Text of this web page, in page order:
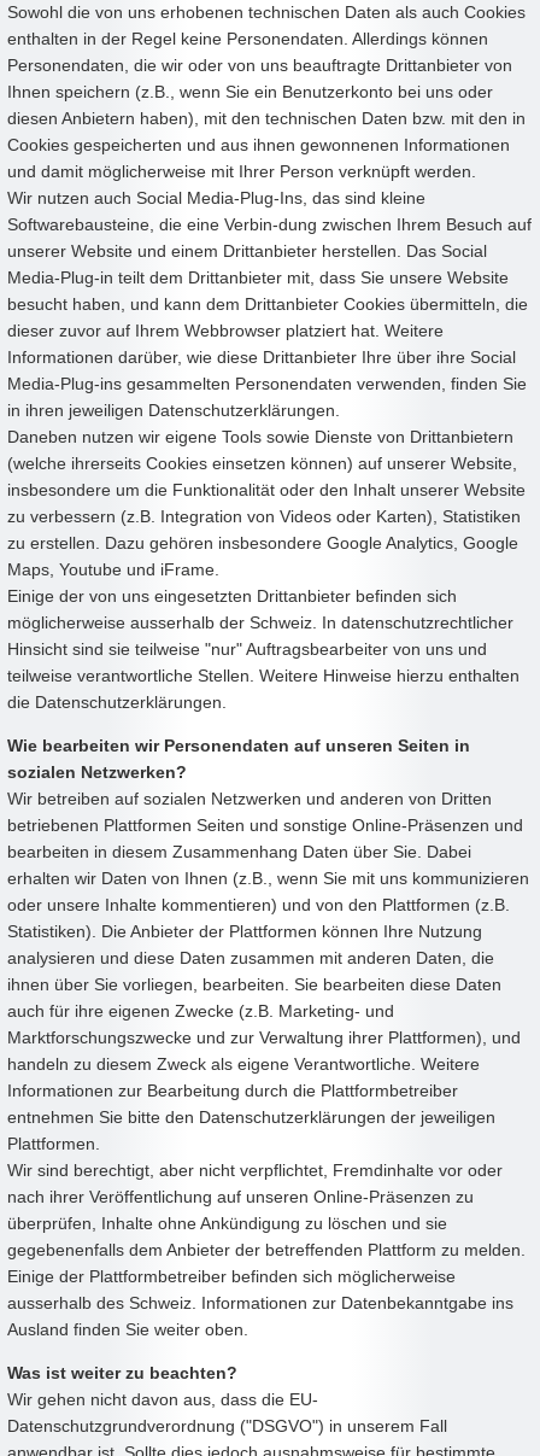
Sowohl die von uns erhobenen technischen Daten als auch Cookies
enthalten in der Regel keine Personendaten. Allerdings können
Personendaten, die wir oder von uns beauftragte Drittanbieter von
Ihnen speichern (z.B., wenn Sie ein Benutzerkonto bei uns oder
diesen Anbietern haben), mit den technischen Daten bzw. mit den in
Cookies gespeicherten und aus ihnen gewonnenen Informationen
und damit möglicherweise mit Ihrer Person verknüpft werden.
Wir nutzen auch Social Media-Plug-Ins, das sind kleine
Softwarebausteine, die eine Verbin-dung zwischen Ihrem Besuch auf
unserer Website und einem Drittanbieter herstellen. Das Social
Media-Plug-in teilt dem Drittanbieter mit, dass Sie unsere Website
besucht haben, und kann dem Drittanbieter Cookies übermitteln, die
dieser zuvor auf Ihrem Webbrowser platziert hat. Weitere
Informationen darüber, wie diese Drittanbieter Ihre über ihre Social
Media-Plug-ins gesammelten Personendaten verwenden, finden Sie
in ihren jeweiligen Datenschutzerklärungen.
Daneben nutzen wir eigene Tools sowie Dienste von Drittanbietern
(welche ihrerseits Cookies einsetzen können) auf unserer Website,
insbesondere um die Funktionalität oder den Inhalt unserer Website
zu verbessern (z.B. Integration von Videos oder Karten), Statistiken
zu erstellen. Dazu gehören insbesondere Google Analytics, Google
Maps, Youtube und iFrame.
Einige der von uns eingesetzten Drittanbieter befinden sich
möglicherweise ausserhalb der Schweiz. In datenschutzrechtlicher
Hinsicht sind sie teilweise "nur" Auftragsbearbeiter von uns und
teilweise verantwortliche Stellen. Weitere Hinweise hierzu enthalten
die Datenschutzerklärungen.
Wie bearbeiten wir Personendaten auf unseren Seiten in
sozialen Netzwerken?
Wir betreiben auf sozialen Netzwerken und anderen von Dritten
betriebenen Plattformen Seiten und sonstige Online-Präsenzen und
bearbeiten in diesem Zusammenhang Daten über Sie. Dabei
erhalten wir Daten von Ihnen (z.B., wenn Sie mit uns kommunizieren
oder unsere Inhalte kommentieren) und von den Plattformen (z.B.
Statistiken). Die Anbieter der Plattformen können Ihre Nutzung
analysieren und diese Daten zusammen mit anderen Daten, die
ihnen über Sie vorliegen, bearbeiten. Sie bearbeiten diese Daten
auch für ihre eigenen Zwecke (z.B. Marketing- und
Marktforschungszwecke und zur Verwaltung ihrer Plattformen), und
handeln zu diesem Zweck als eigene Verantwortliche. Weitere
Informationen zur Bearbeitung durch die Plattformbetreiber
entnehmen Sie bitte den Datenschutzerklärungen der jeweiligen
Plattformen.
Wir sind berechtigt, aber nicht verpflichtet, Fremdinhalte vor oder
nach ihrer Veröffentlichung auf unseren Online-Präsenzen zu
überprüfen, Inhalte ohne Ankündigung zu löschen und sie
gegebenenfalls dem Anbieter der betreffenden Plattform zu melden.
Einige der Plattformbetreiber befinden sich möglicherweise
ausserhalb des Schweiz. Informationen zur Datenbekanntgabe ins
Ausland finden Sie weiter oben.
Was ist weiter zu beachten?
Wir gehen nicht davon aus, dass die EU-
Datenschutzgrundverordnung ("DSGVO") in unserem Fall
anwendbar ist. Sollte dies jedoch ausnahmsweise für bestimmte